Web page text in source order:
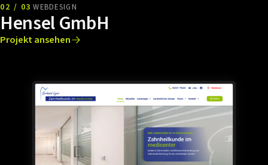
02 / 03 WEBDESIGN
Hensel GmbH
Projekt ansehen